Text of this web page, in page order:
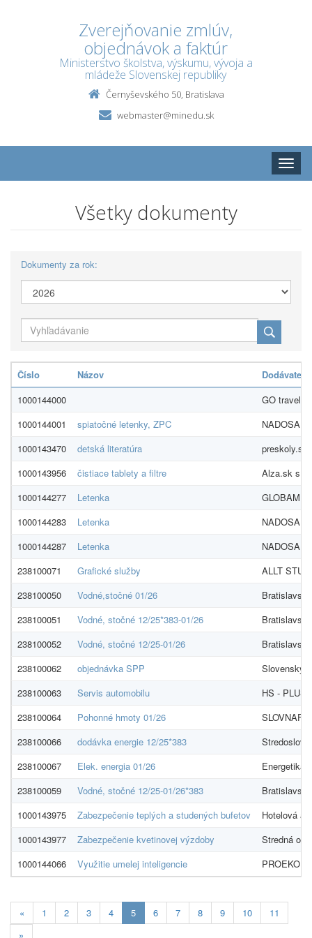
Zverejňovanie zmlúv,
objednávok a faktúr
Ministerstvo školstva, výskumu, vývoja a
mládeže Slovenskej republiky
Černyševského 50, Bratislava
webmaster@minedu.sk
Toggle
Všetky dokumenty
Dokumenty za rok:
Číslo Názov
Dodávateľ
1000144000
GO travel
1000144001
spiatočné letenky, ZPC
1000143470
detská literatúra
preskoly.sk
1000143956
čistiace tablety a filtre
Alza.sk s.
1000144277
Letenka
1000144283
Letenka
1000144287
Letenka
238100071
Grafické služby
ALLT
238100050
Vodné,stočné 01/26
238100051
Vodné, stočné 12/25*383-01/26
238100052
Vodné, stočné 12/25-01/26
238100062
objednávka SPP
Slovenský
238100063
Servis automobilu
HS -
238100064
Pohonné hmoty 01/26
238100066
dodávka energie 12/25*383
238100067
Elek. energia 01/26
Energetika
238100059
Vodné, stočné 12/25-01/26*383
1000143975
Zabezpečenie teplých a studených bufetov
Hotelová
1000143977
Zabezpečenie kvetinovej výzdoby
Stredná
1000144066
Využitie umelej inteligencie PROEKO
« 1 2 3 4 5Aktualna-
stranka
6 7 8 9 10
11
»